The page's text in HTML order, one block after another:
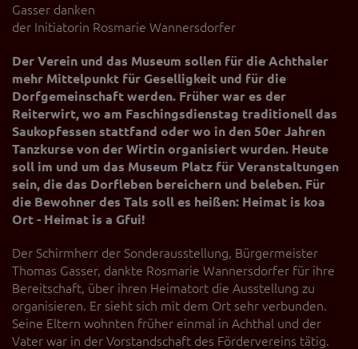
Gasser danken
der Initiatorin Rosmarie Wannersdorfer
Der Verein und das Museum sollen für die Achthaler
mehr Mittelpunkt für Geselligkeit und für die
Dorfgemeinschaft werden. Früher war es der
Reiterwirt, wo am Faschingsdienstag traditionell das
Saukopfessen stattfand oder wo in den 50er Jahren
Tanzkurse von der Wirtin organisiert wurden. Heute
soll im und um das Museum Platz für Veranstaltungen
sein, die das Dorfleben bereichern und beleben. Für
die Bewohner des Tals soll es heißen: Heimat is koa
Ort - Heimat is a Gfui!
Der Schirmherr der Sonderausstellung, Bürgermeister
Thomas Gasser, dankte Rosmarie Wannersdorfer für ihre
Bereitschaft, über ihren Heimatort die Ausstellung zu
organisieren. Er sieht sich mit dem Ort sehr verbunden.
Seine Eltern wohnten früher einmal in Achthal und der
Vater war in der Vorstandschaft des Fördervereins tätig.